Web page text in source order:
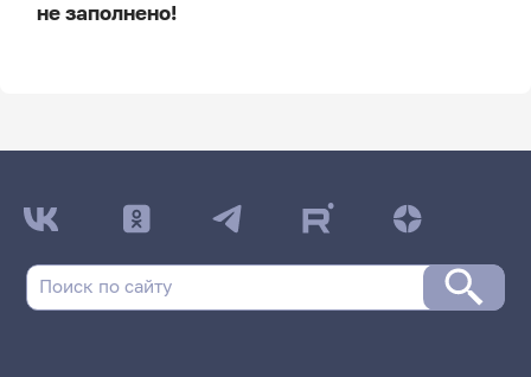
не заполнено!
ДАТА ПОСЛЕДНЕГО ОБНОВЛЕНИЯ:
НЕ ОБНОВЛЯЛОСЬ